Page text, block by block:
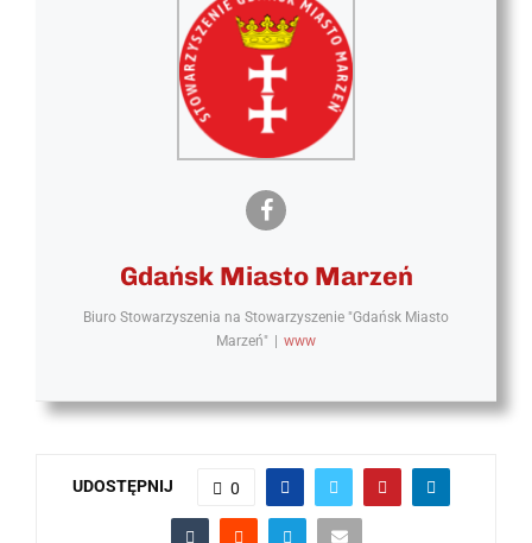
Gdańsk Miasto Marzeń
Biuro Stowarzyszenia na Stowarzyszenie "Gdańsk Miasto
Marzeń"
www
UDOSTĘPNIJ 0